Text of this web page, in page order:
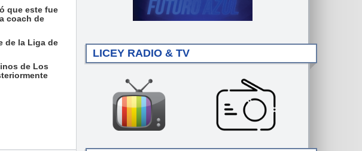
que este fue
coach de
de la Liga de
de Los
LICEY RADIO & TV